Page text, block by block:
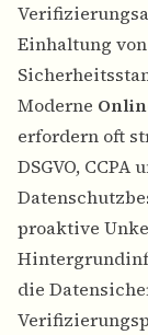
Einhaltung
Moderne
erfordern oft
DSGVO,
proaktive
die